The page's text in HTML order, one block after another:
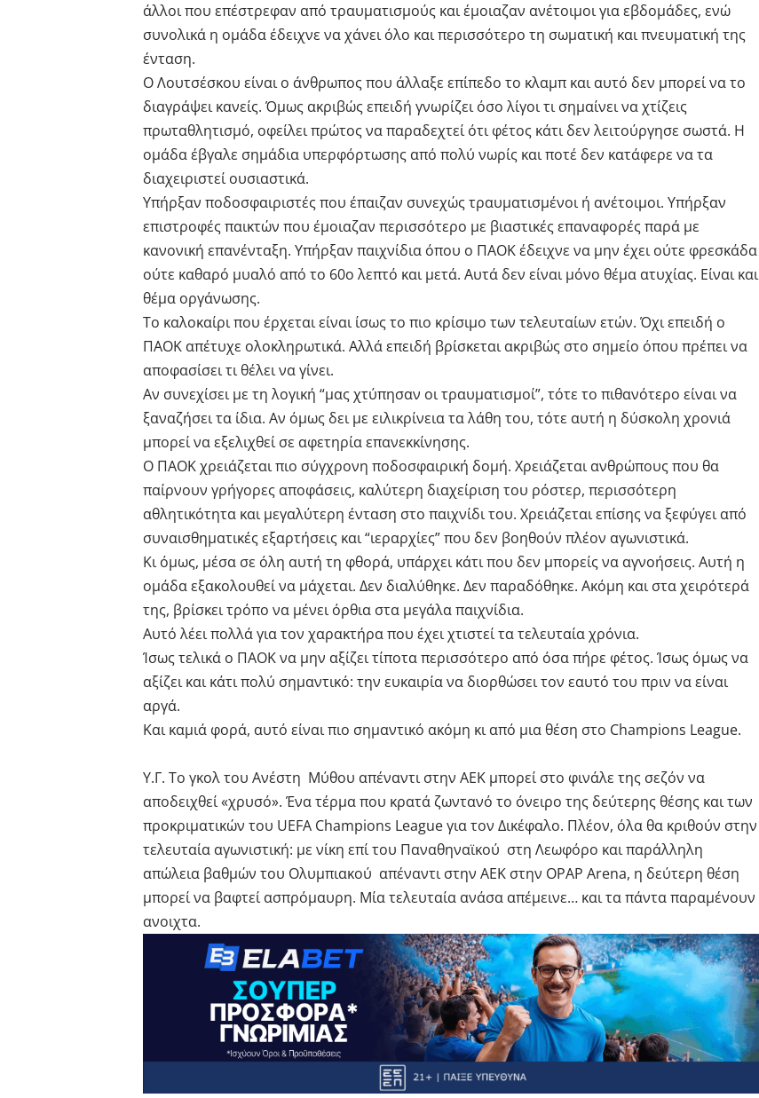
άλλοι που επέστρεφαν από τραυματισμούς και έμοιαζαν ανέτοιμοι για εβδομάδες, ενώ
συνολικά η ομάδα έδειχνε να χάνει όλο και περισσότερο τη σωματική και πνευματική της
ένταση.
Ο Λουτσέσκου είναι ο άνθρωπος που άλλαξε επίπεδο το κλαμπ και αυτό δεν μπορεί να το
διαγράψει κανείς. Όμως ακριβώς επειδή γνωρίζει όσο λίγοι τι σημαίνει να χτίζεις
πρωταθλητισμό, οφείλει πρώτος να παραδεχτεί ότι φέτος κάτι δεν λειτούργησε σωστά. Η
ομάδα έβγαλε σημάδια υπερφόρτωσης από πολύ νωρίς και ποτέ δεν κατάφερε να τα
διαχειριστεί ουσιαστικά.
Υπήρξαν ποδοσφαιριστές που έπαιζαν συνεχώς τραυματισμένοι ή ανέτοιμοι. Υπήρξαν
επιστροφές παικτών που έμοιαζαν περισσότερο με βιαστικές επαναφορές παρά με
κανονική επανένταξη. Υπήρξαν παιχνίδια όπου ο ΠΑΟΚ έδειχνε να μην έχει ούτε φρεσκάδα
ούτε καθαρό μυαλό από το 60ο λεπτό και μετά. Αυτά δεν είναι μόνο θέμα ατυχίας. Είναι και
θέμα οργάνωσης.
Το καλοκαίρι που έρχεται είναι ίσως το πιο κρίσιμο των τελευταίων ετών. Όχι επειδή ο
ΠΑΟΚ απέτυχε ολοκληρωτικά. Αλλά επειδή βρίσκεται ακριβώς στο σημείο όπου πρέπει να
αποφασίσει τι θέλει να γίνει.
Αν συνεχίσει με τη λογική “μας χτύπησαν οι τραυματισμοί”, τότε το πιθανότερο είναι να
ξαναζήσει τα ίδια. Αν όμως δει με ειλικρίνεια τα λάθη του, τότε αυτή η δύσκολη χρονιά
μπορεί να εξελιχθεί σε αφετηρία επανεκκίνησης.
Ο ΠΑΟΚ χρειάζεται πιο σύγχρονη ποδοσφαιρική δομή. Χρειάζεται ανθρώπους που θα
παίρνουν γρήγορες αποφάσεις, καλύτερη διαχείριση του ρόστερ, περισσότερη
αθλητικότητα και μεγαλύτερη ένταση στο παιχνίδι του. Χρειάζεται επίσης να ξεφύγει από
συναισθηματικές εξαρτήσεις και “ιεραρχίες” που δεν βοηθούν πλέον αγωνιστικά.
Κι όμως, μέσα σε όλη αυτή τη φθορά, υπάρχει κάτι που δεν μπορείς να αγνοήσεις. Αυτή η
ομάδα εξακολουθεί να μάχεται. Δεν διαλύθηκε. Δεν παραδόθηκε. Ακόμη και στα χειρότερά
της, βρίσκει τρόπο να μένει όρθια στα μεγάλα παιχνίδια.
Αυτό λέει πολλά για τον χαρακτήρα που έχει χτιστεί τα τελευταία χρόνια.
Ίσως τελικά ο ΠΑΟΚ να μην αξίζει τίποτα περισσότερο από όσα πήρε φέτος. Ίσως όμως να
αξίζει και κάτι πολύ σημαντικό: την ευκαιρία να διορθώσει τον εαυτό του πριν να είναι
αργά.
Και καμιά φορά, αυτό είναι πιο σημαντικό ακόμη κι από μια θέση στο Champions League.
Υ.Γ. Το γκολ του Ανέστη Μύθου απέναντι στην ΑΕΚ μπορεί στο φινάλε της σεζόν να
αποδειχθεί «χρυσό». Ένα τέρμα που κρατά ζωντανό το όνειρο της δεύτερης θέσης και των
προκριματικών του UEFA Champions League για τον Δικέφαλο. Πλέον, όλα θα κριθούν στην
τελευταία αγωνιστική: με νίκη επί του Παναθηναϊκού στη Λεωφόρο και παράλληλη
απώλεια βαθμών του Ολυμπιακού απέναντι στην ΑΕΚ στην OPAP Arena, η δεύτερη θέση
μπορεί να βαφτεί ασπρόμαυρη. Μία τελευταία ανάσα απέμεινε… και τα πάντα παραμένουν
ανοιχτα.